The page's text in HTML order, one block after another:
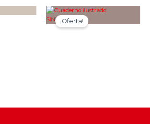
¡Oferta!